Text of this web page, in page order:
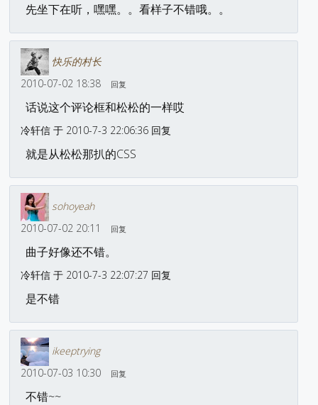
先坐下在听，嘿嘿。。看样子不错哦。。
快乐的村长
2010-07-02 18:38
回复
话说这个评论框和松松的一样哎
冷轩信 于 2010-7-3 22:06:36 回复
就是从松松那扒的CSS
sohoyeah
2010-07-02 20:11
回复
曲子好像还不错。
冷轩信 于 2010-7-3 22:07:27 回复
是不错
ikeeptrying
2010-07-03 10:30
回复
不错~~